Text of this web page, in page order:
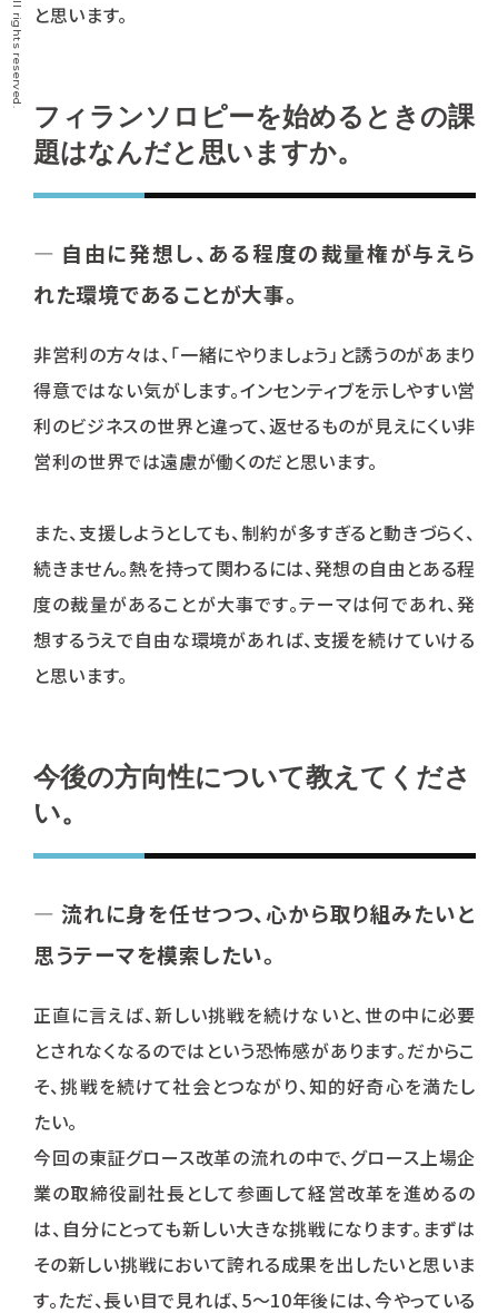
と思います。
フィランソロピーを始めるときの課
題はなんだと思いますか。
― 自由に発想し、ある程度の裁量権が与えら
れた環境であることが大事。
非営利の方々は、「一緒にやりましょう」と誘うのがあまり
得意ではない気がします。インセンティブを示しやすい営
利のビジネスの世界と違って、返せるものが見えにくい非
営利の世界では遠慮が働くのだと思います。
また、支援しようとしても、制約が多すぎると動きづらく、
続きません。熱を持って関わるには、発想の自由とある程
度の裁量があることが大事です。テーマは何であれ、発
想するうえで自由な環境があれば、支援を続けていける
と思います。
今後の方向性について教えてくださ
い。
― 流れに身を任せつつ、心から取り組みたいと
思うテーマを模索したい。
正直に言えば、新しい挑戦を続けないと、世の中に必要
とされなくなるのではという恐怖感があります。だからこ
そ、挑戦を続けて社会とつながり、知的好奇心を満たし
たい。
今回の東証グロース改革の流れの中で、グロース上場企
業の取締役副社長として参画して経営改革を進めるの
は、自分にとっても新しい大きな挑戦になります。まずは
その新しい挑戦において誇れる成果を出したいと思いま
す。ただ、長い目で見れば、5～10年後には、今やっている